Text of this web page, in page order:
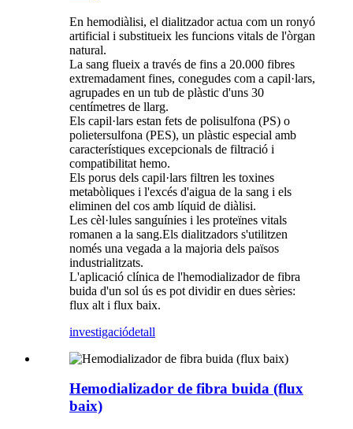
En hemodiàlisi, el dialitzador actua com un ronyó
artificial i substitueix les funcions vitals de l'òrgan
natural.
La sang flueix a través de fins a 20.000 fibres
extremadament fines, conegudes com a capil·lars,
agrupades en un tub de plàstic d'uns 30
centímetres de llarg.
Els capil·lars estan fets de polisulfona (PS) o
polietersulfona (PES), un plàstic especial amb
característiques excepcionals de filtració i
compatibilitat hemo.
Els porus dels capil·lars filtren les toxines
metabòliques i l'excés d'aigua de la sang i els
eliminen del cos amb líquid de diàlisi.
Les cèl·lules sanguínies i les proteïnes vitals
romanen a la sang.Els dialitzadors s'utilitzen
només una vegada a la majoria dels països
industrialitzats.
L'aplicació clínica de l'hemodializador de fibra
buida d'un sol ús es pot dividir en dues sèries:
flux alt i flux baix.
investigaciódetall
Hemodializador de fibra buida (flux
baix)